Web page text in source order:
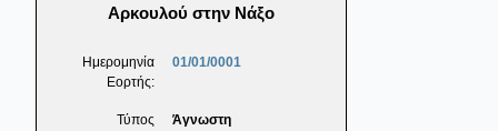
Αρκουλού στην Νάξο
Ημερομηνία
Εορτής:
01/01/0001
Τύπος
Άγνωστη